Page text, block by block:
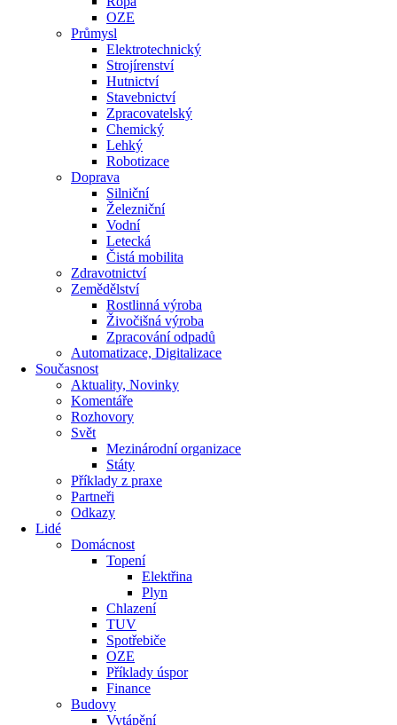
OZE
Průmysl
Elektrotechnický
Strojírenství
Hutnictví
Stavebnictví
Zpracovatelský
Chemický
Lehký
Robotizace
Doprava
Silniční
Železniční
Vodní
Letecká
Čistá mobilita
Zdravotnictví
Zemědělství
Rostlinná výroba
Živočišná výroba
Zpracování odpadů
Automatizace, Digitalizace
Současnost
Aktuality, Novinky
Komentáře
Rozhovory
Svět
Mezinárodní organizace
Státy
Příklady z praxe
Partneři
Odkazy
Lidé
Domácnost
Topení
Elektřina
Plyn
Chlazení
TUV
Spotřebiče
OZE
Příklady úspor
Finance
Budovy
Vytápění